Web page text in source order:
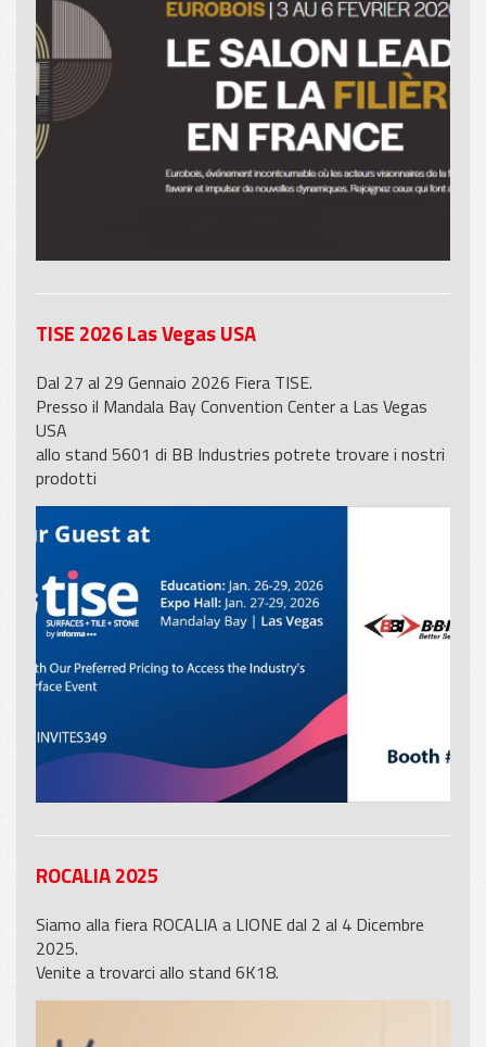
TISE 2026 Las Vegas USA
Dal 27 al 29 Gennaio 2026 Fiera TISE.
Presso il Mandala Bay Convention Center a Las Vegas
USA
allo stand 5601 di BB Industries potrete trovare i nostri
prodotti
ROCALIA 2025
Siamo alla fiera ROCALIA a LIONE dal 2 al 4 Dicembre
2025.
Venite a trovarci allo stand 6K18.